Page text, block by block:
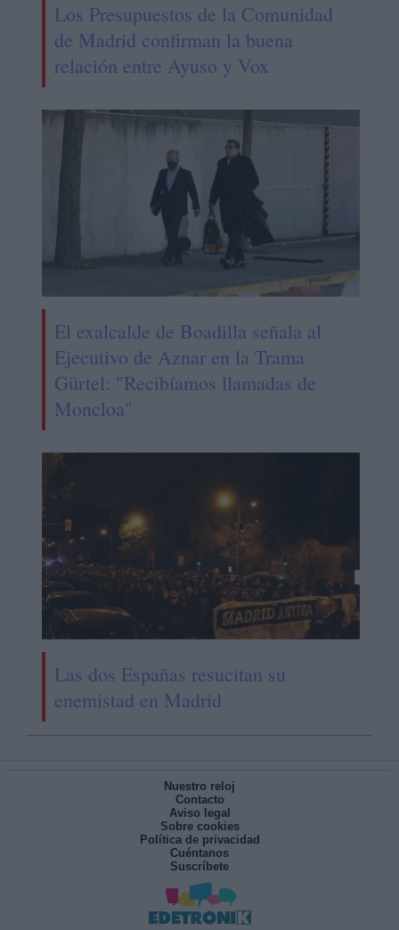
Los Presupuestos de la Comunidad
de Madrid confirman la buena
relación entre Ayuso y Vox
El exalcalde de Boadilla señala al
Ejecutivo de Aznar en la Trama
Gürtel: "Recibíamos llamadas de
Moncloa"
Las dos Españas resucitan su
enemistad en Madrid
Nuestro reloj
Contacto
Aviso legal
Sobre cookies
Política de privacidad
Cuéntanos
Suscríbete